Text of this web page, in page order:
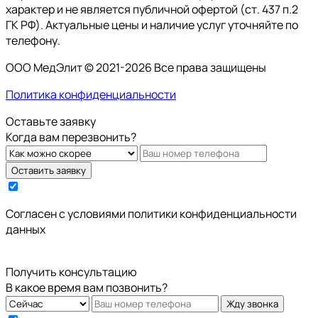
характер и не является публичной офертой (ст. 437 п.2
ГК РФ). Актуальные цены и наличие услуг уточняйте по
телефону.
ООО МедЭлит © 2021-2026 Все права защищены
Политика конфиденциальности
Оставьте заявку
Когда вам перезвонить?
Оставить заявку
Cогласен с условиями политики конфиденциальности
данных
Получить консультацию
В какое время вам позвонить?
Жду звонка